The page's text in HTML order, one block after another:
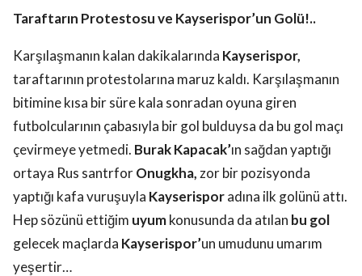
Taraftarın Protestosu ve Kayserispor’un Golü!..
Karşılaşmanın kalan dakikalarında Kayserispor,
taraftarının protestolarına maruz kaldı. Karşılaşmanın
bitimine kısa bir süre kala sonradan oyuna giren
futbolcularının çabasıyla bir gol bulduysa da bu gol maçı
çevirmeye yetmedi. Burak Kapacak’ın sağdan yaptığı
ortaya Rus santrforOnugkha, zor bir pozisyonda
yaptığı kafa vuruşuyla Kayserisporadına ilk golünü attı.
Hep sözünü ettiğim uyumkonusunda da atılan bu gol
gelecek maçlarda Kayserispor’un umudunu umarım
yeşertir…